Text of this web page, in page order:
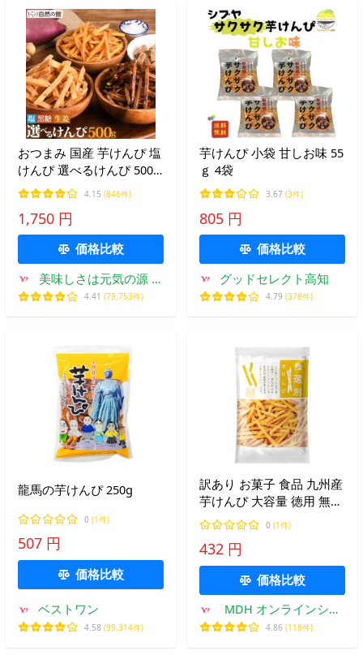
おつまみ 国産 芋けんぴ 塩
けんぴ 選べるけんぴ 500g
メガ盛り 大容量 お菓子 ミ
ネラル 爆買
4.15 (846件)
1,750 円
価格比較
美味しさは元気の源 自
然の館
4.41 (79,753件)
芋けんぴ 小袋 甘しお味 55
ｇ 4袋
3.67 (3件)
805 円
価格比較
グッドセレクト高知
4.79 (378件)
龍馬の芋けんぴ 250g
0 (1件)
507 円
価格比較
ベストワン
4.58 (99,314件)
訳あり お菓子 食品 九州産
芋けんぴ 大容量 徳用 無選
別 黄金千貫芋 いもけんぴ
0 (1件)
432 円
価格比較
MDH オンラインショ
ップ
4.86 (118件)